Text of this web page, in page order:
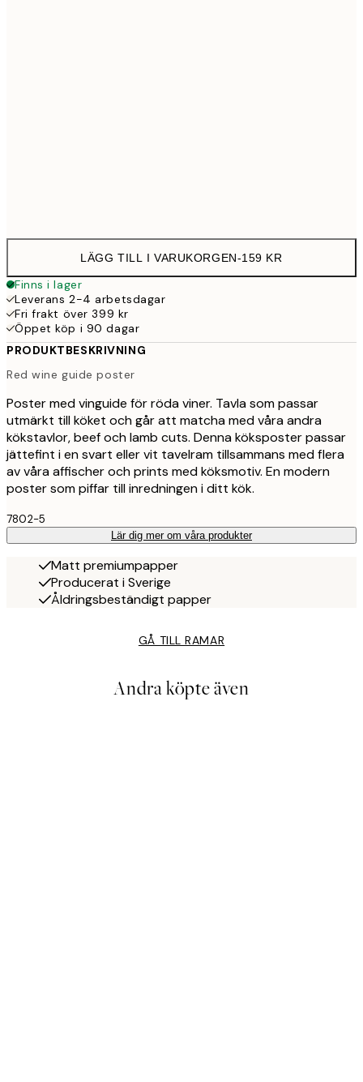
LÄGG TILL I VARUKORGEN-159 KR
Finns i lager
Leverans 2-4 arbetsdagar
Fri frakt över 399 kr
Öppet köp i 90 dagar
PRODUKTBESKRIVNING
Red wine guide poster
Poster med vinguide för röda viner. Tavla som passar
utmärkt till köket och går att matcha med våra andra
kökstavlor, beef och lamb cuts. Denna köksposter passar
jättefint i en svart eller vit tavelram tillsammans med flera
av våra affischer och prints med köksmotiv. En modern
poster som piffar till inredningen i ditt kök.
7802-5
Lär dig mer om våra produkter
Matt premiumpapper
Producerat i Sverige
Åldringsbeständigt papper
GÅ TILL RAMAR
Andra köpte även